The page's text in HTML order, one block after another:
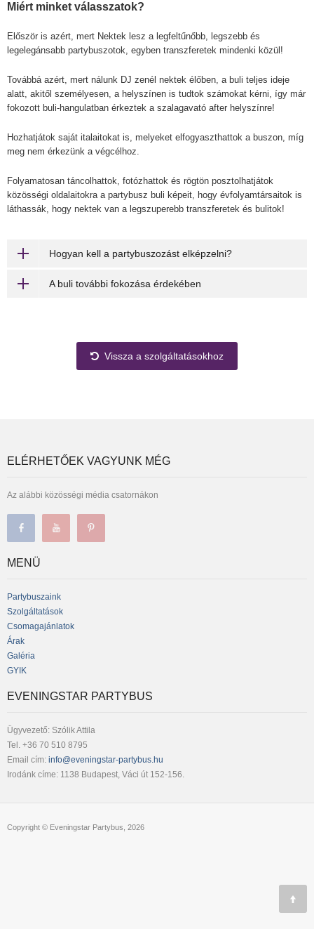
Miért minket válasszatok?
Először is azért, mert Nektek lesz a legfeltűnőbb, legszebb és
legelegánsabb partybuszotok, egyben transzferetek mindenki közül!
Továbbá azért, mert nálunk DJ zenél nektek élőben, a buli teljes ideje
alatt, akitől személyesen, a helyszínen is tudtok számokat kérni, így már
fokozott buli-hangulatban érkeztek a szalagavató after helyszínre!
Hozhatjátok saját italaitokat is, melyeket elfogyaszthattok a buszon, míg
meg nem érkezünk a végcélhoz.
Folyamatosan táncolhattok, fotózhattok és rögtön posztolhatjátok
közösségi oldalaitokra a partybusz buli képeit, hogy évfolyamtársaitok is
láthassák, hogy nektek van a legszuperebb transzferetek és bulitok!
Hogyan kell a partybuszozást elképzelni?
A buli további fokozása érdekében
Vissza a szolgáltatásokhoz
ELÉRHETŐEK VAGYUNK MÉG
Az alábbi közösségi média csatornákon
MENÜ
Partybuszaink
Szolgáltatások
Csomagajánlatok
Árak
Galéria
GYIK
EVENINGSTAR PARTYBUS
Ügyvezető: Szólik Attila
Tel. +36 70 510 8795
Email cím: info@eveningstar-partybus.hu
Irodánk címe: 1138 Budapest, Váci út 152-156.
Copyright © Eveningstar Partybus, 2026